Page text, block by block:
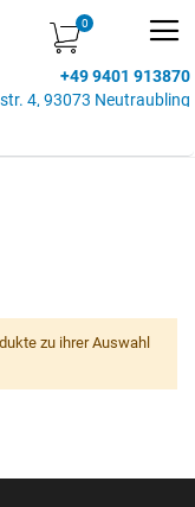
+49 9401 913870
4, 93073 Neutraubling
zu ihrer Auswahl